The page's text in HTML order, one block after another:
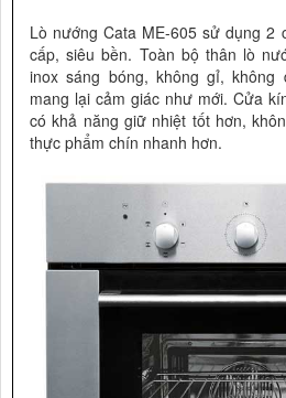
Lò nướng Cata ME-605 sử dụng 2
cấp, siêu bền. Toàn bộ thân lò
inox sáng bóng, không gỉ,
mang lại cảm giác như mới. Cửa
có khả năng giữ nhiệt tốt hơn,
thực phẩm chín nhanh hơn.